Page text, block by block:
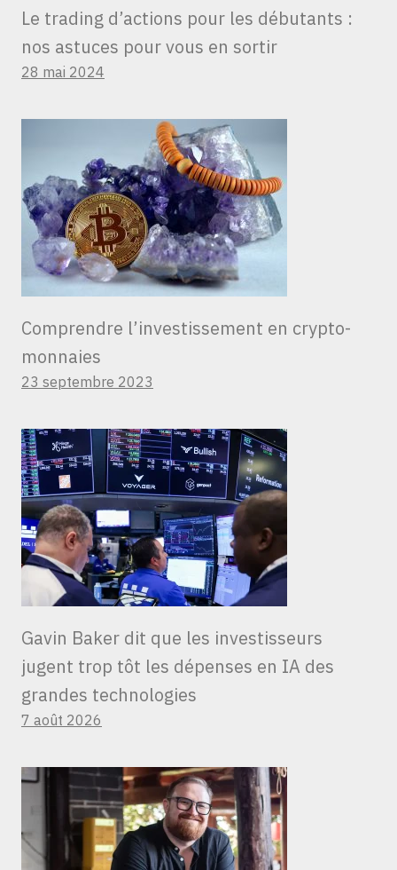
Le trading d’actions pour les débutants :
nos astuces pour vous en sortir
28 mai 2024
Comprendre l’investissement en crypto-
monnaies
23 septembre 2023
Gavin Baker dit que les investisseurs
jugent trop tôt les dépenses en IA des
grandes technologies
7 août 2026